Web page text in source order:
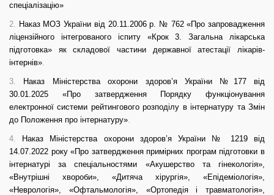
спеціалізацію»
2. Наказ МОЗ України від 20.11.2006 р. № 762 «Про запровадження
ліцензійного інтегрованого іспиту «Крок 3. Загальна лікарська
підготовка» як складової частини державної атестації лікарів-
інтернів».
3.
Наказ Міністерства охорони здоров’я України №177 від
30.01.2025 «Про затвердження Порядку функціонування
електронної системи рейтингового розподілу в інтернатуру та Змін
до Положення про інтернатуру».
4.
Наказ Міністерства охорони здоров’я України № 1219 від
14.07.2022 року «Про затвердження примірних програм підготовки в
інтернатурі за спеціальностями «Акушерство та гінекологія»,
«Внутрішні хвороби», «Дитяча хірургія», «Епідеміологія»,
«Неврологія», «Офтальмологія», «Ортопедія і травматологія»,